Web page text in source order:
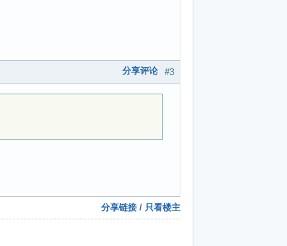
#3
分享评论
分享链接 / 只看楼主